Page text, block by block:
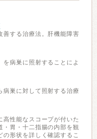
善する治療法。肝機能障害
病巣に照射することによ
巣に対して照射する治療
性能なスコープが付いた
・胃・十二指腸の内部を観
形状を詳しく確認するこ